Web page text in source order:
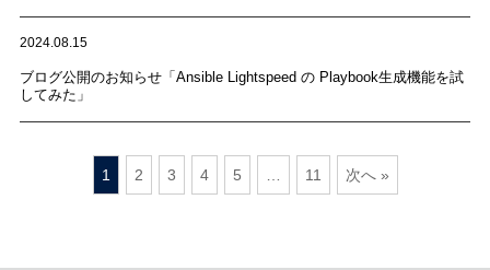
2024.08.15
ブログ公開のお知らせ「Ansible Lightspeed の Playbook生成機能を試
してみた」
1 2 3 4 5 … 11 次へ »